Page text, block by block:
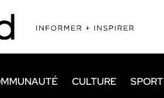
CULTURE SPORT